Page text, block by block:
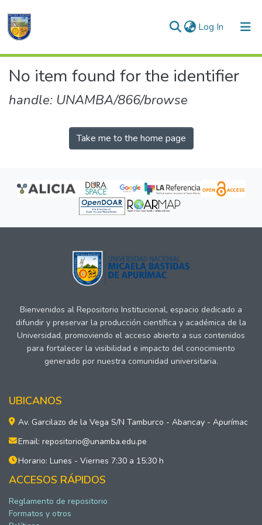
Log In (current)
Communities & Collections
No item found for the identifier
handle: UNAMBA/866/browse
Take me to the home page
Bienvenidos al Repositorio Institucional, espacio dedicado a
difundir y preservar la producción científica y académica de la
Universidad, promoviendo el acceso abierto a sus contenidos
para fortalecer la visibilidad e impacto del conocimiento
generado por nuestra comunidad universitaria.
UBICANOS
Av. Garcilazo de la Vega S/N Tamburco - Abancay - Apurímac
Email: repositorio@unamba.edu.pe
Horario: Lunes - Viernes 7:30 a 15:30 h
ACCESOS RÁPIDOS
Reglamento de repositorio
Formatos y otros